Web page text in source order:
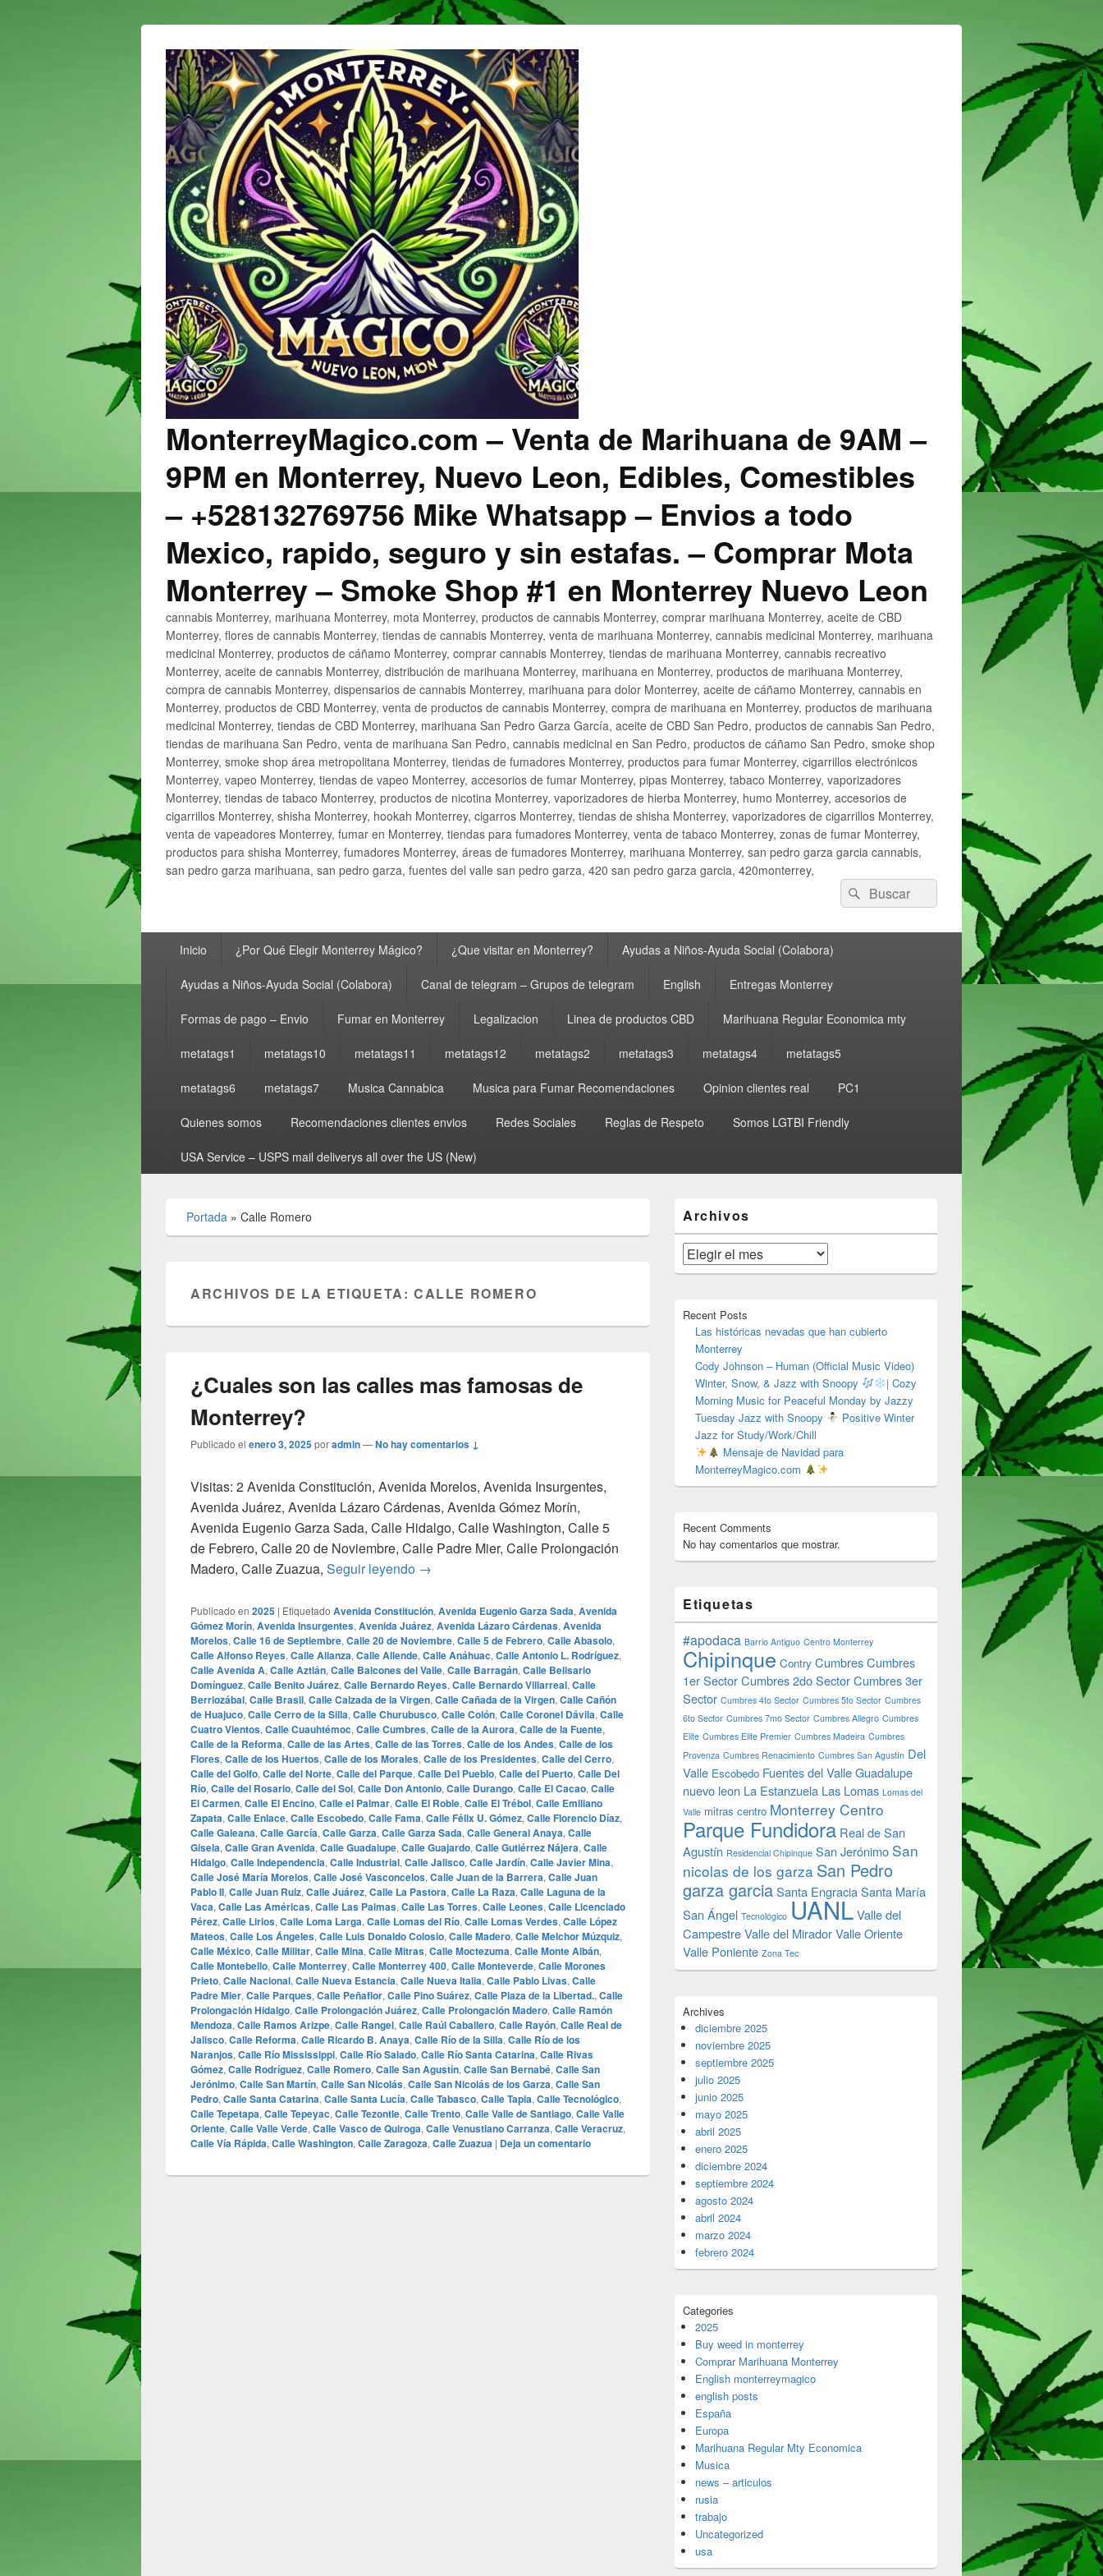
MonterreyMagico.com – Venta de Marihuana de 9AM –
9PM en Monterrey, Nuevo Leon, Edibles, Comestibles
– +528132769756 Mike Whatsapp – Envios a todo
Mexico, rapido, seguro y sin estafas. – Comprar Mota
Monterrey – Smoke Shop #1 en Monterrey Nuevo Leon
cannabis Monterrey, marihuana Monterrey, mota Monterrey, productos de cannabis Monterrey, comprar marihuana Monterrey, aceite de CBD
Monterrey, flores de cannabis Monterrey, tiendas de cannabis Monterrey, venta de marihuana Monterrey, cannabis medicinal Monterrey, marihuana
medicinal Monterrey, productos de cáñamo Monterrey, comprar cannabis Monterrey, tiendas de marihuana Monterrey, cannabis recreativo
Monterrey, aceite de cannabis Monterrey, distribución de marihuana Monterrey, marihuana en Monterrey, productos de marihuana Monterrey,
compra de cannabis Monterrey, dispensarios de cannabis Monterrey, marihuana para dolor Monterrey, aceite de cáñamo Monterrey, cannabis en
Monterrey, productos de CBD Monterrey, venta de productos de cannabis Monterrey, compra de marihuana en Monterrey, productos de marihuana
medicinal Monterrey, tiendas de CBD Monterrey, marihuana San Pedro Garza García, aceite de CBD San Pedro, productos de cannabis San Pedro,
tiendas de marihuana San Pedro, venta de marihuana San Pedro, cannabis medicinal en San Pedro, productos de cáñamo San Pedro, smoke shop
Monterrey, smoke shop área metropolitana Monterrey, tiendas de fumadores Monterrey, productos para fumar Monterrey, cigarrillos electrónicos
Monterrey, vapeo Monterrey, tiendas de vapeo Monterrey, accesorios de fumar Monterrey, pipas Monterrey, tabaco Monterrey, vaporizadores
Monterrey, tiendas de tabaco Monterrey, productos de nicotina Monterrey, vaporizadores de hierba Monterrey, humo Monterrey, accesorios de
cigarrillos Monterrey, shisha Monterrey, hookah Monterrey, cigarros Monterrey, tiendas de shisha Monterrey, vaporizadores de cigarrillos Monterrey,
venta de vapeadores Monterrey, fumar en Monterrey, tiendas para fumadores Monterrey, venta de tabaco Monterrey, zonas de fumar Monterrey,
productos para shisha Monterrey, fumadores Monterrey, áreas de fumadores Monterrey, marihuana Monterrey, san pedro garza garcia cannabis,
san pedro garza marihuana, san pedro garza, fuentes del valle san pedro garza, 420 san pedro garza garcia, 420monterrey,
Buscar
por:
Buscar
principalInicio ¿Por Qué Elegir Monterrey Mágico? ¿Que visitar en Monterrey? Ayudas a Niños-Ayuda Social (Colabora)
Ayudas a Niños-Ayuda Social (Colabora) Canal de telegram – Grupos de telegram English Entregas Monterrey
Formas de pago – Envio Fumar en Monterrey Legalizacion Linea de productos CBD Marihuana Regular Economica mty
metatags1 metatags10 metatags11 metatags12 metatags2 metatags3 metatags4 metatags5
metatags6 metatags7 Musica Cannabica Musica para Fumar Recomendaciones Opinion clientes real PC1
Quienes somos Recomendaciones clientes envios Redes Sociales Reglas de Respeto Somos LGTBI Friendly
USA Service – USPS mail deliverys all over the US (New)
Portada » Calle Romero
ARCHIVOS DE LA ETIQUETA:CALLE ROMERO
¿Cuales son las calles mas famosas de
Monterrey?
Publicado el enero 3, 2025poradmin—No hay comentarios ↓
Visitas: 2 Avenida Constitución, Avenida Morelos, Avenida Insurgentes,
Avenida Juárez, Avenida Lázaro Cárdenas, Avenida Gómez Morín,
Avenida Eugenio Garza Sada, Calle Hidalgo, Calle Washington, Calle 5
de Febrero, Calle 20 de Noviembre, Calle Padre Mier, Calle Prolongación
Madero, Calle Zuazua, Seguir leyendo ¿Cuales son las calles mas famosas de Monterrey?
→
Publicado en 2025 | Etiquetado Avenida Constitución, Avenida Eugenio Garza Sada, Avenida
Gómez Morín, Avenida Insurgentes, Avenida Juárez, Avenida Lázaro Cárdenas, Avenida
Morelos, Calle 16 de Septiembre, Calle 20 de Noviembre, Calle 5 de Febrero, Calle Abasolo,
Calle Alfonso Reyes, Calle Alianza, Calle Allende, Calle Anáhuac, Calle Antonio L. Rodríguez,
Calle Avenida A, Calle Aztlán, Calle Balcones del Valle, Calle Barragán, Calle Belisario
Domínguez, Calle Benito Juárez, Calle Bernardo Reyes, Calle Bernardo Villarreal, Calle
Berriozábal, Calle Brasil, Calle Calzada de la Virgen, Calle Cañada de la Virgen, Calle Cañón
de Huajuco, Calle Cerro de la Silla, Calle Churubusco, Calle Colón, Calle Coronel Dávila, Calle
Cuatro Vientos, Calle Cuauhtémoc, Calle Cumbres, Calle de la Aurora, Calle de la Fuente,
Calle de la Reforma, Calle de las Artes, Calle de las Torres, Calle de los Andes, Calle de los
Flores, Calle de los Huertos, Calle de los Morales, Calle de los Presidentes, Calle del Cerro,
Calle del Golfo, Calle del Norte, Calle del Parque, Calle Del Pueblo, Calle del Puerto, Calle Del
Río, Calle del Rosario, Calle del Sol, Calle Don Antonio, Calle Durango, Calle El Cacao, Calle
El Carmen, Calle El Encino, Calle el Palmar, Calle El Roble, Calle El Trébol, Calle Emiliano
Zapata, Calle Enlace, Calle Escobedo, Calle Fama, Calle Félix U. Gómez, Calle Florencio Díaz,
Calle Galeana, Calle García, Calle Garza, Calle Garza Sada, Calle General Anaya, Calle
Gisela, Calle Gran Avenida, Calle Guadalupe, Calle Guajardo, Calle Gutiérrez Nájera, Calle
Hidalgo, Calle Independencia, Calle Industrial, Calle Jalisco, Calle Jardín, Calle Javier Mina,
Calle José María Morelos, Calle José Vasconcelos, Calle Juan de la Barrera, Calle Juan
Pablo II, Calle Juan Ruiz, Calle Juárez, Calle La Pastora, Calle La Raza, Calle Laguna de la
Vaca, Calle Las Américas, Calle Las Palmas, Calle Las Torres, Calle Leones, Calle Licenciado
Pérez, Calle Lirios, Calle Loma Larga, Calle Lomas del Río, Calle Lomas Verdes, Calle López
Mateos, Calle Los Ángeles, Calle Luis Donaldo Colosio, Calle Madero, Calle Melchor Múzquiz,
Calle México, Calle Militar, Calle Mina, Calle Mitras, Calle Moctezuma, Calle Monte Albán,
Calle Montebello, Calle Monterrey, Calle Monterrey 400, Calle Monteverde, Calle Morones
Prieto, Calle Nacional, Calle Nueva Estancia, Calle Nueva Italia, Calle Pablo Livas, Calle
Padre Mier, Calle Parques, Calle Peñaflor, Calle Pino Suárez, Calle Plaza de la Libertad., Calle
Prolongación Hidalgo, Calle Prolongación Juárez, Calle Prolongación Madero, Calle Ramón
Mendoza, Calle Ramos Arizpe, Calle Rangel, Calle Raúl Caballero, Calle Rayón, Calle Real de
Jalisco, Calle Reforma, Calle Ricardo B. Anaya, Calle Río de la Silla, Calle Río de los
Naranjos, Calle Río Mississippi, Calle Río Salado, Calle Río Santa Catarina, Calle Rivas
Gómez, Calle Rodríguez, Calle Romero, Calle San Agustín, Calle San Bernabé, Calle San
Jerónimo, Calle San Martín, Calle San Nicolás, Calle San Nicolás de los Garza, Calle San
Pedro, Calle Santa Catarina, Calle Santa Lucía, Calle Tabasco, Calle Tapia, Calle Tecnológico,
Calle Tepetapa, Calle Tepeyac, Calle Tezontle, Calle Trento, Calle Valle de Santiago, Calle Valle
Oriente, Calle Valle Verde, Calle Vasco de Quiroga, Calle Venustiano Carranza, Calle Veracruz,
Calle Vía Rápida, Calle Washington, Calle Zaragoza, Calle Zuazua | Deja un comentario
área
de
widget
barra
lateral
Archivos
Archivos
Recent Posts
Las históricas nevadas que han cubierto
Monterrey
Cody Johnson – Human (Official Music Video)
Winter, Snow, & Jazz with Snoopy
| Cozy
Morning Music for Peaceful Monday by Jazzy
Tuesday Jazz with Snoopy
Positive Winter
Jazz for Study/Work/Chill
Mensaje de Navidad para
MonterreyMagico.com
Recent Comments
No hay comentarios que mostrar.
Etiquetas
#apodaca Barrio Antiguo Centro Monterrey
Chipinque Contry CumbresCumbres
1er SectorCumbres 2do SectorCumbres 3er
Sector Cumbres 4to Sector Cumbres 5to Sector Cumbres
6to Sector Cumbres 7mo Sector Cumbres Allegro Cumbres
Elite Cumbres Elite Premier Cumbres Madeira Cumbres
Provenza Cumbres Renacimiento Cumbres San Agustín Del
Valle Escobedo Fuentes del ValleGuadalupe
nuevo leon La Estanzuela Las Lomas Lomas del
Valle mitras centro Monterrey Centro
Parque Fundidora Real de San
Agustín Residencial Chipinque San Jerónimo San
nicolas de los garza San Pedro
garza garciaSanta EngraciaSanta María
San Ángel Tecnológico UANLValle del
CampestreValle del MiradorValle Oriente
Valle Poniente Zona Tec
Archives
diciembre 2025
noviembre 2025
septiembre 2025
julio 2025
junio 2025
mayo 2025
abril 2025
enero 2025
diciembre 2024
septiembre 2024
agosto 2024
abril 2024
marzo 2024
febrero 2024
Categories
2025
Buy weed in monterrey
Comprar Marihuana Monterrey
English monterreymagico
english posts
España
Europa
Marihuana Regular Mty Economica
Musica
news – articulos
rusia
trabajo
Uncategorized
usa